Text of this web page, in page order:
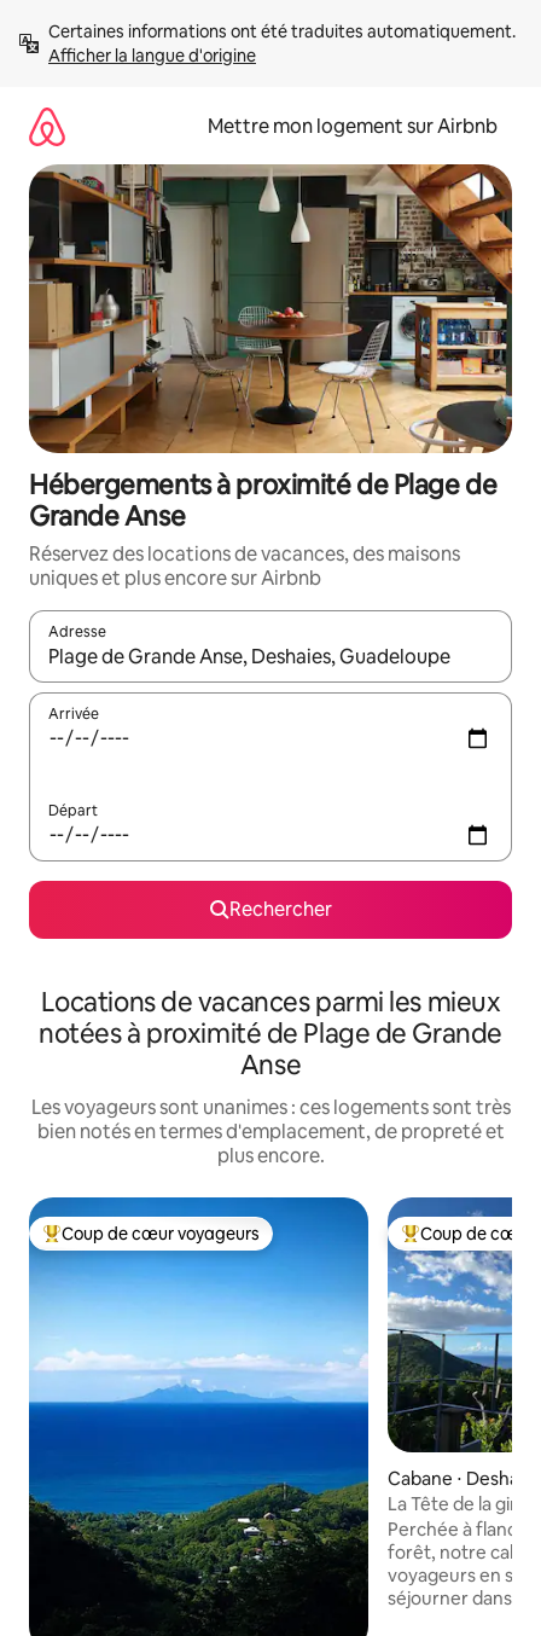
directement
Afficher la langue d'origine
Mettre mon logement sur Airbnb
Hébergements à proximité de Plage de
Grande Anse
Réservez des locations de vacances, des maisons
uniques et plus encore sur Airbnb
Adresse
Lorsque les résultats s'affichent, utilisez les flèches vers le
Arrivée
Départ
Rechercher
Locations de vacances parmi les mieux
notées à proximité de Plage de Grande
Anse
Les voyageurs sont unanimes : ces logements sont très
bien notés en termes d'emplacement, de propreté et
plus encore.
Coups de cœur voyageurs les plus appréciés
Coup de cœur voyageurs Coups de cœur
Coup de cœur
Cabane ⋅
La Tête de la
Perchée à flanc
forêt, notre
voyageurs en
séjourner dans